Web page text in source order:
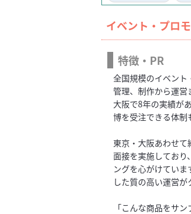
イベント・プロ
特徴・PR
全国規模のイベン
管理、制作から運営
大阪で8年の実績が
博を受注できる体制
東京・大阪あわせ
面接を実施しており
ングを心がけてい
した質の高い運営が
「こんな商品をサ